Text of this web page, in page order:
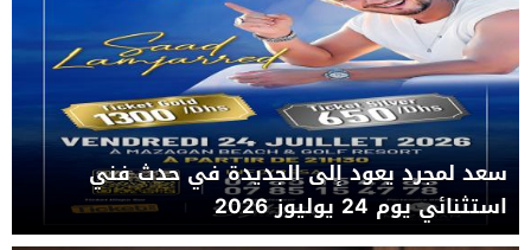
سعد لمجرد يعود إلى الجديدة في حدث فني
استثنائي يوم 24 يوليوز 2026